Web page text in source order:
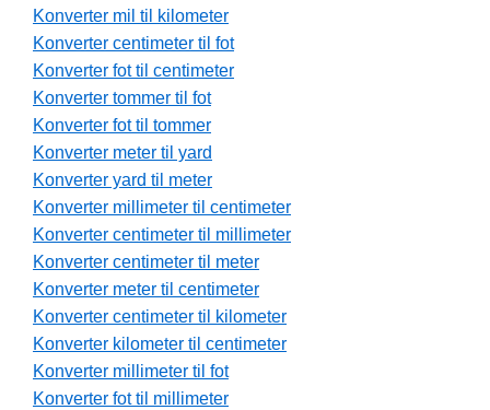
Konverter mil til kilometer
Konverter centimeter til fot
Konverter fot til centimeter
Konverter tommer til fot
Konverter fot til tommer
Konverter meter til yard
Konverter yard til meter
Konverter millimeter til centimeter
Konverter centimeter til millimeter
Konverter centimeter til meter
Konverter meter til centimeter
Konverter centimeter til kilometer
Konverter kilometer til centimeter
Konverter millimeter til fot
Konverter fot til millimeter